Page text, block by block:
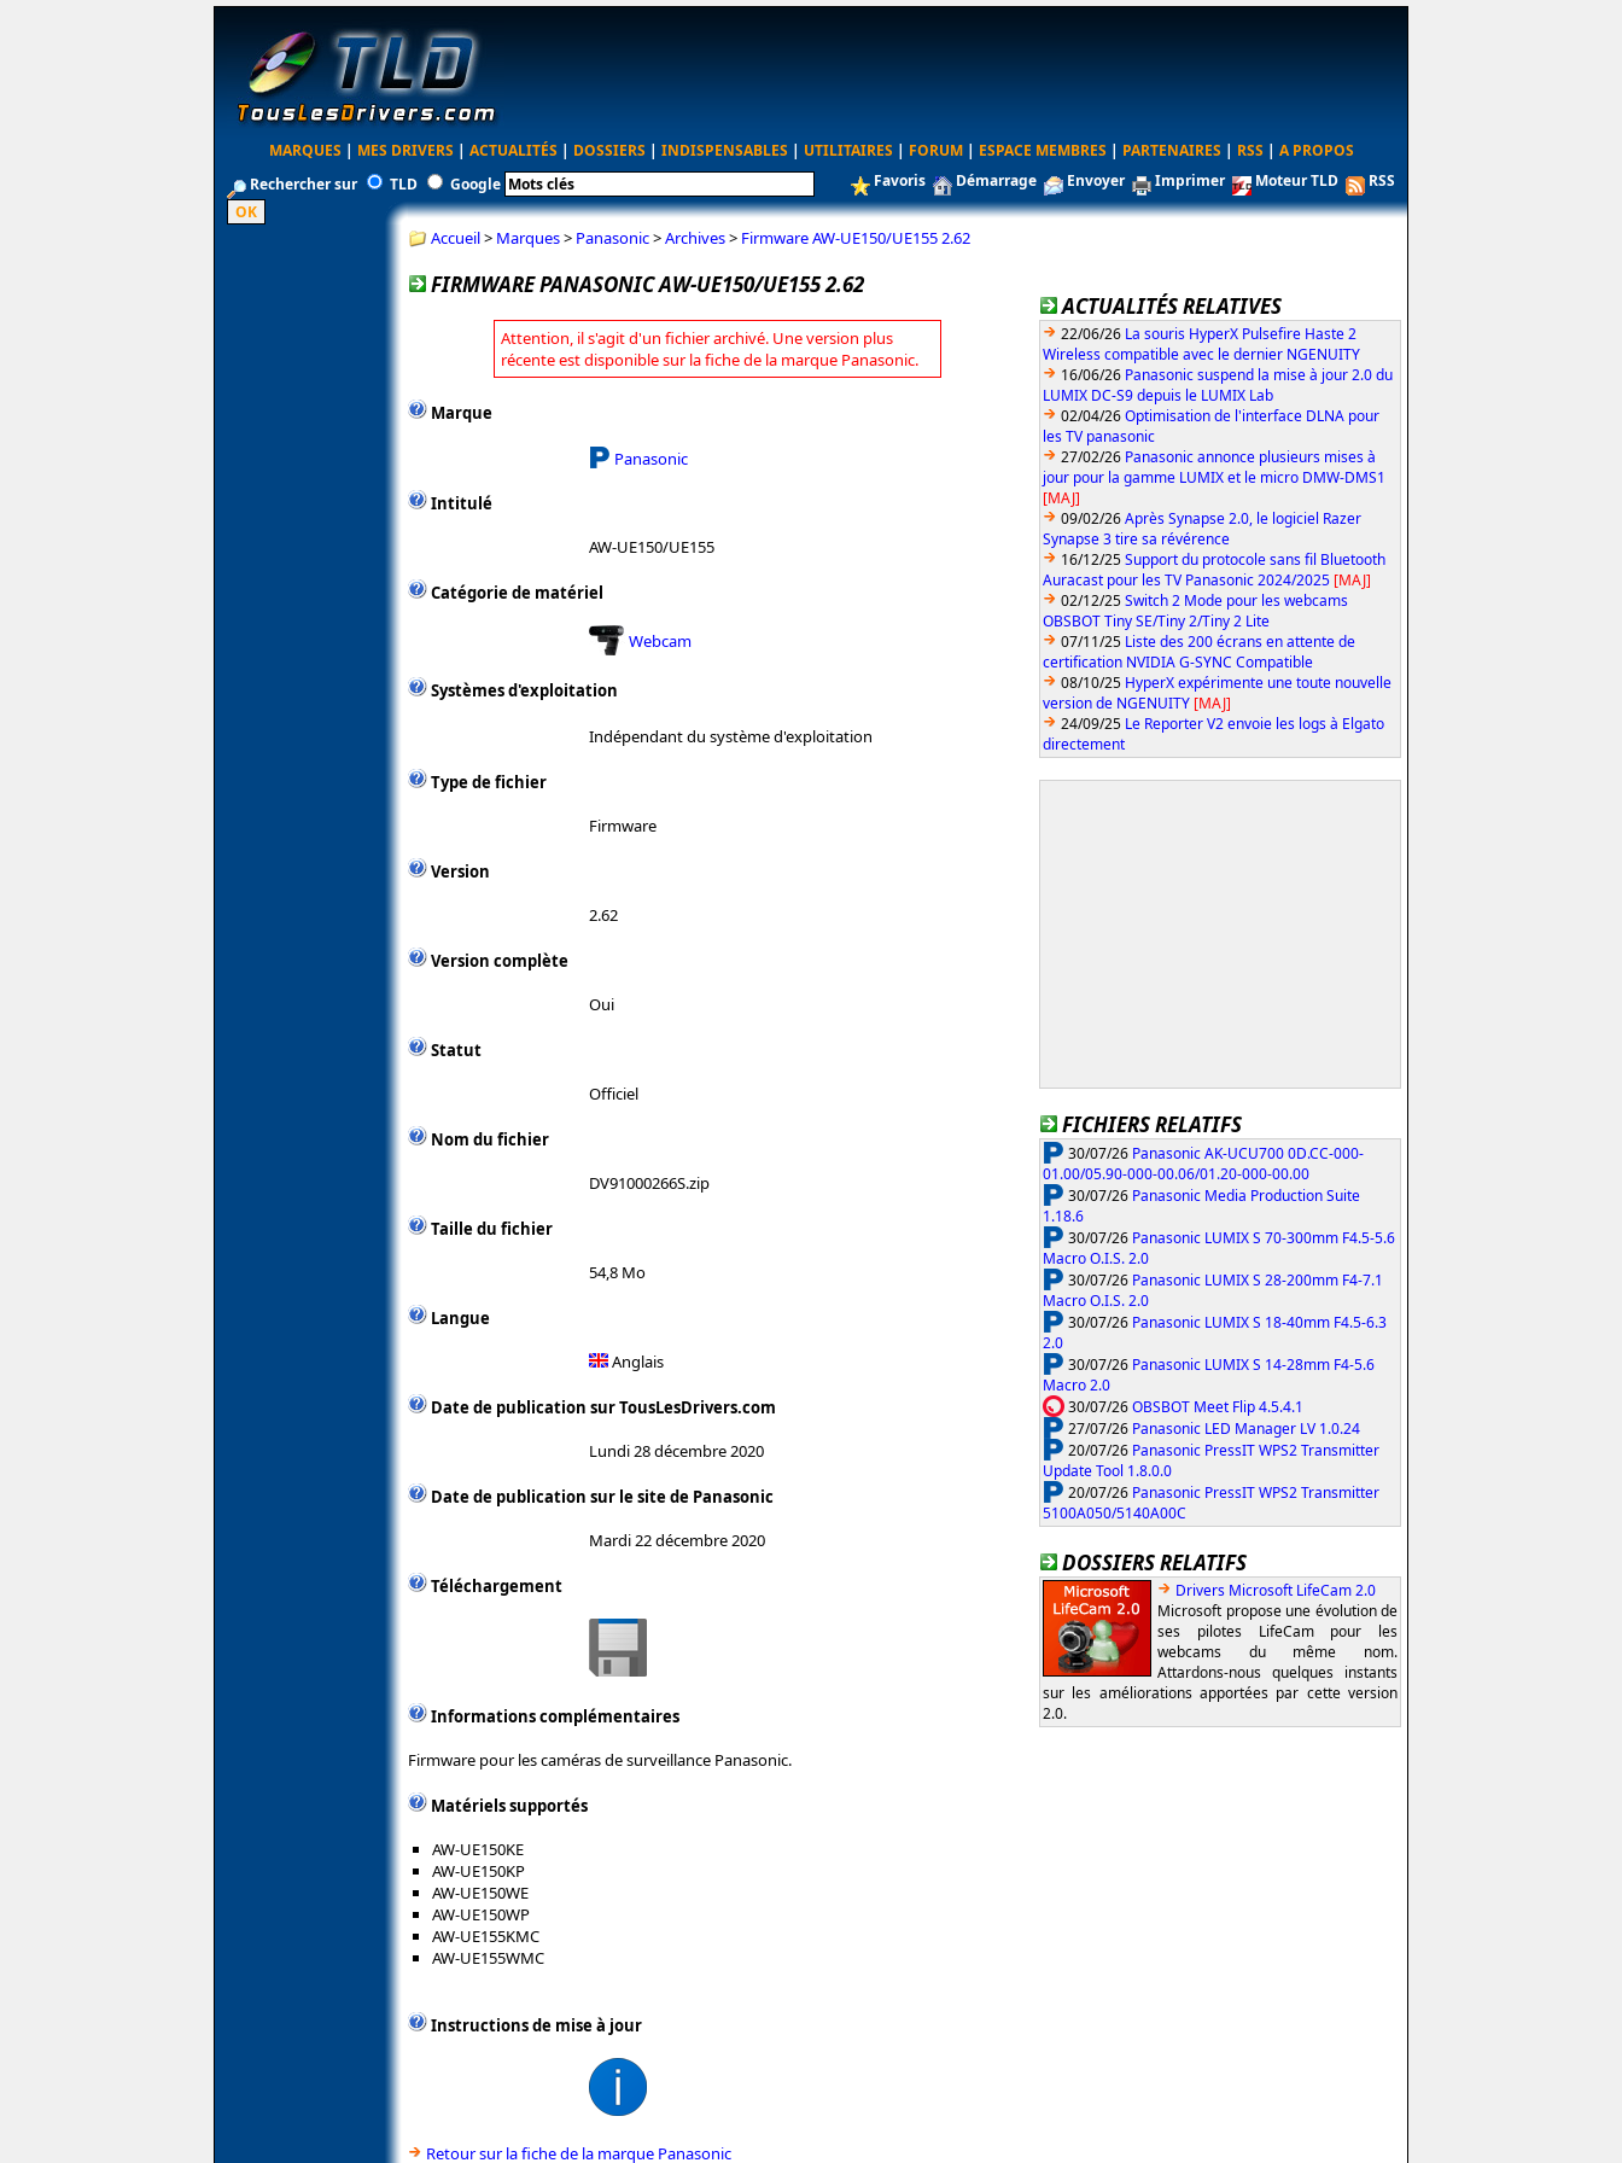
MARQUES | MES DRIVERS | ACTUALITÉS | DOSSIERS | INDISPENSABLES | UTILITAIRES | FORUM | ESPACE MEMBRES | PARTENAIRES | RSS | A PROPOS
Rechercher sur
TLD Google Favoris Démarrage Envoyer Imprimer Moteur TLD RSS
Accueil> Marques> Panasonic>Archives> Firmware AW-UE150/UE155 2.62
FIRMWARE PANASONIC AW-UE150/UE155 2.62
Attention, il s'agit d'un fichier archivé. Une version plus
récente est disponible sur la fiche de la marque Panasonic.
Marque
Panasonic
Intitulé
AW-UE150/UE155
Catégorie de matériel
Webcam
Systèmes d'exploitation
Indépendant du système d'exploitation
Type de fichier
Firmware
Version
2.62
Version complète
Oui
Statut
Officiel
Nom du fichier
DV91000266S.zip
Taille du fichier
54,8 Mo
Langue
Anglais
Date de publication sur TousLesDrivers.com
Lundi 28 décembre 2020
Date de publication sur le site de Panasonic
Mardi 22 décembre 2020
Téléchargement
Informations complémentaires
Firmware pour les caméras de surveillance Panasonic.
Matériels supportés
AW-UE150KE
AW-UE150KP
AW-UE150WE
AW-UE150WP
AW-UE155KMC
AW-UE155WMC
Instructions de mise à jour
Retour sur la fiche de la marque Panasonic
ACTUALITÉS RELATIVES
22/06/26 La souris HyperX Pulsefire Haste 2
Wireless compatible avec le dernier NGENUITY
16/06/26 Panasonic suspend la mise à jour 2.0 du
LUMIX DC-S9 depuis le LUMIX Lab
02/04/26Optimisation de l'interface DLNA pour
les TV panasonic
27/02/26 Panasonic annonce plusieurs mises à
jour pour la gamme LUMIX et le micro DMW-DMS1
[MAJ]
09/02/26Après Synapse 2.0, le logiciel Razer
Synapse 3 tire sa révérence
16/12/25Support du protocole sans fil Bluetooth
Auracast pour les TV Panasonic 2024/2025 [MAJ]
02/12/25Switch 2 Mode pour les webcams
OBSBOT Tiny SE/Tiny 2/Tiny 2 Lite
07/11/25 Liste des 200 écrans en attente de
certification NVIDIA G-SYNC Compatible
08/10/25 HyperX expérimente une toute nouvelle
version de NGENUITY [MAJ]
24/09/25 Le Reporter V2 envoie les logs à Elgato
directement
FICHIERS RELATIFS
30/07/26 Panasonic AK-UCU700 0D.CC-000-
01.00/05.90-000-00.06/01.20-000-00.00
30/07/26 Panasonic Media Production Suite
1.18.6
30/07/26 Panasonic LUMIX S 70-300mm F4.5-5.6
Macro O.I.S. 2.0
30/07/26 Panasonic LUMIX S 28-200mm F4-7.1
Macro O.I.S. 2.0
30/07/26 Panasonic LUMIX S 18-40mm F4.5-6.3
2.0
30/07/26 Panasonic LUMIX S 14-28mm F4-5.6
Macro 2.0
30/07/26OBSBOT Meet Flip 4.5.4.1
27/07/26 Panasonic LED Manager LV 1.0.24
20/07/26 Panasonic PressIT WPS2 Transmitter
Update Tool 1.8.0.0
20/07/26 Panasonic PressIT WPS2 Transmitter
5100A050/5140A00C
DOSSIERS RELATIFS
Drivers Microsoft LifeCam 2.0
Microsoft propose une évolution de
ses pilotes LifeCam pour les
webcams du même nom.
Attardons-nous quelques instants
sur les améliorations apportées par cette version
2.0.